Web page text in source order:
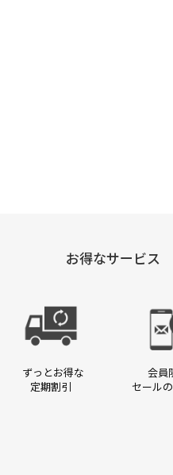
お得なサービス
ずっとお得な
定期割引
会員
セール